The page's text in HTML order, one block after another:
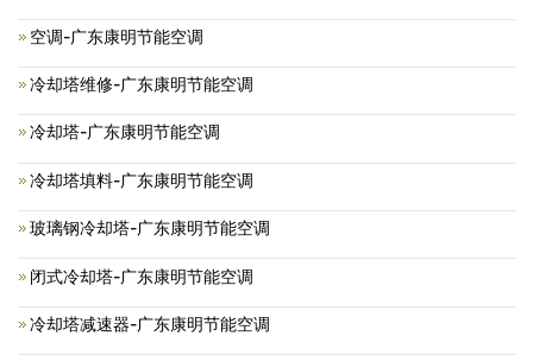
空调-广东康明节能空调
冷却塔维修-广东康明节能空调
冷却塔-广东康明节能空调
冷却塔填料-广东康明节能空调
玻璃钢冷却塔-广东康明节能空调
闭式冷却塔-广东康明节能空调
冷却塔减速器-广东康明节能空调